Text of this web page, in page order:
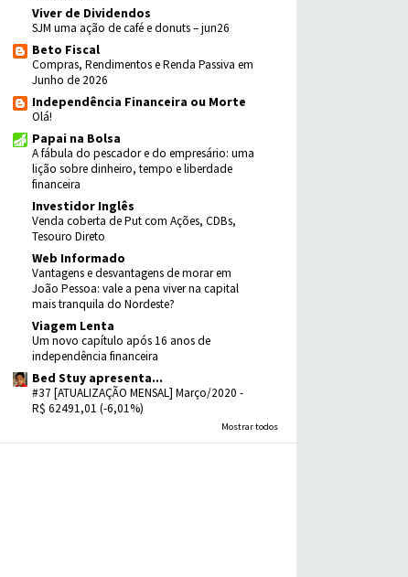
Viver de Dividendos
SJM uma ação de café e donuts – jun26
Beto Fiscal
Compras, Rendimentos e Renda Passiva em
Junho de 2026
Independência Financeira ou Morte
Olá!
Papai na Bolsa
A fábula do pescador e do empresário: uma
lição sobre dinheiro, tempo e liberdade
financeira
Investidor Inglês
Venda coberta de Put com Ações, CDBs,
Tesouro Direto
Web Informado
Vantagens e desvantagens de morar em
João Pessoa: vale a pena viver na capital
mais tranquila do Nordeste?
Viagem Lenta
Um novo capítulo após 16 anos de
independência financeira
Bed Stuy apresenta...
#37 [ATUALIZAÇÃO MENSAL] Março/2020 -
R$ 62491,01 (-6,01%)
Mostrar todos